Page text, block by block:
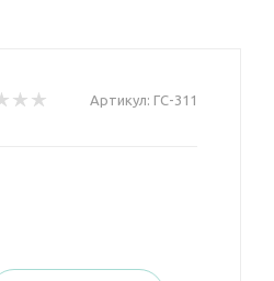
Артикул: ГС-311